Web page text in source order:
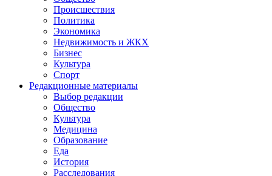
Происшествия
Политика
Экономика
Недвижимость и ЖКХ
Бизнес
Культура
Спорт
Редакционные материалы
Выбор редакции
Общество
Культура
Медицина
Образование
Еда
История
Расследования